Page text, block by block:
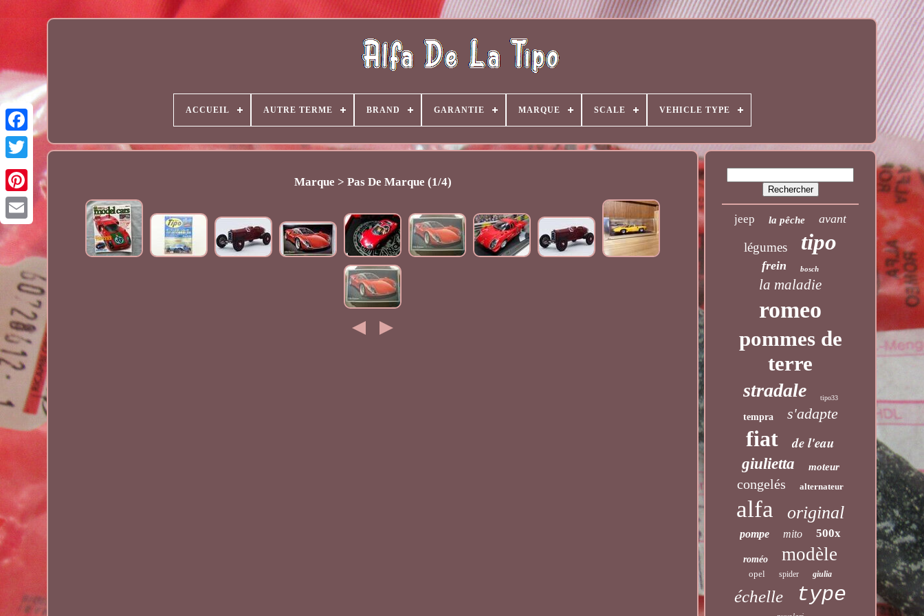
ACCUEIL AUTRE TERME BRAND GARANTIE MARQUE SCALE VEHICLE TYPE
Marque > Pas De Marque (1/4)
jeep la pêche avant
légumes tipo
frein bosch
la maladie
romeo
pommes de
terre
stradale tipo33
tempra s'adapte
fiat de l'eau
giulietta moteur
congelés alternateur
alfa original
pompe mito 500x
roméo modèle
opel spider giulia
échelle type